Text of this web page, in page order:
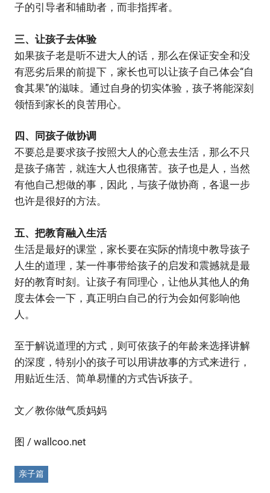
子的引导者和辅助者，而非指挥者。
三、让孩子去体验
如果孩子老是听不进大人的话，那么在保证安全和没
有恶劣后果的前提下，家长也可以让孩子自己体会“自
食其果”的滋味。通过自身的切实体验，孩子将能深刻
领悟到家长的良苦用心。
四、同孩子做协调
不要总是要求孩子按照大人的心意去生活，那么不只
是孩子痛苦，就连大人也很痛苦。孩子也是人，当然
有他自己想做的事，因此，与孩子做协商，各退一步
也许是很好的方法。
五、把教育融入生活
生活是最好的课堂，家长要在实际的情境中教导孩子
人生的道理，某一件事带给孩子的启发和震撼就是最
好的教育时刻。让孩子有同理心，让他从其他人的角
度去体会一下，真正明白自己的行为会如何影响他
人。
至于解说道理的方式，则可依孩子的年龄来选择讲解
的深度，特别小的孩子可以用讲故事的方式来进行，
用贴近生活、简单易懂的方式告诉孩子。
文／教你做气质妈妈
图 / wallcoo.net
亲子篇